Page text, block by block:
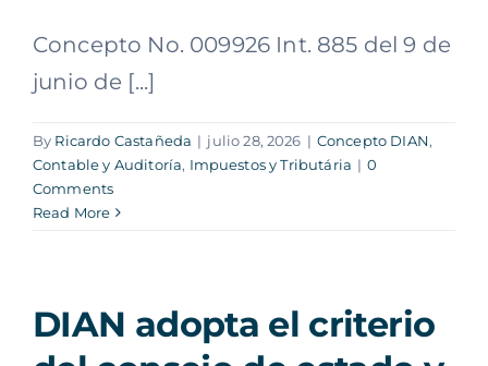
Concepto No. 009926 Int. 885 del 9 de
junio de [...]
By Ricardo Castañeda | julio 28, 2026 | Concepto DIAN,
Contable y Auditoría, Impuestos y Tributária | 0
Comments
Read More
DIAN adopta el criterio